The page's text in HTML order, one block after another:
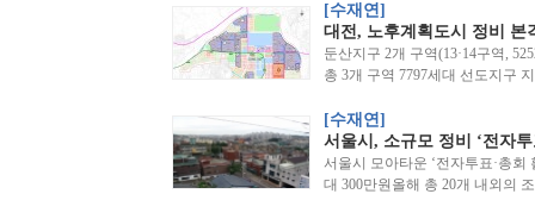
[수재연]
대전, 노후계획도시 정비
둔산지구 2개 구역(13·14구역,
총 3개 구역 7797세대 선도지구
[수재연]
서울시, 소규모 정비 ‘전자
서울시 모아타운 ‘전자투표·총
대 300만원올해 총 20개 내외의